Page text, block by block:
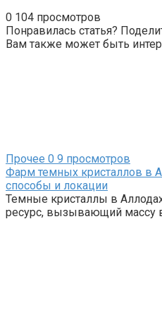
0 104 просмотров
Понравилась статья?
Вам также может быть
Прочее 0 9 просмотров
Фарм темных кристаллов в
способы и локации
Темные кристаллы в
ресурс, вызывающий массу